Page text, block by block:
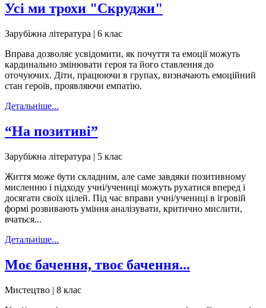
Усі ми трохи "Скруджи"
Зарубіжна література | 6 клас
Вправа дозволяє усвідомити, як почуття та емоції можуть
кардинально змінювати героя та його ставлення до
оточуючих. Діти, працюючи в групах, визначають емоційний
стан героїв, проявляючи емпатію.
Детальніше...
“На позитиві”
Зарубіжна література | 5 клас
Життя може бути складним, але саме завдяки позитивному
мисленню і підходу учні/учениці можуть рухатися вперед і
досягати своїх цілей. Під час вправи учні/учениці в ігровій
формі розвивають уміння аналізувати, критично мислити,
вчаться...
Детальніше...
Моє бачення, твоє бачення...
Мистецтво | 8 клас